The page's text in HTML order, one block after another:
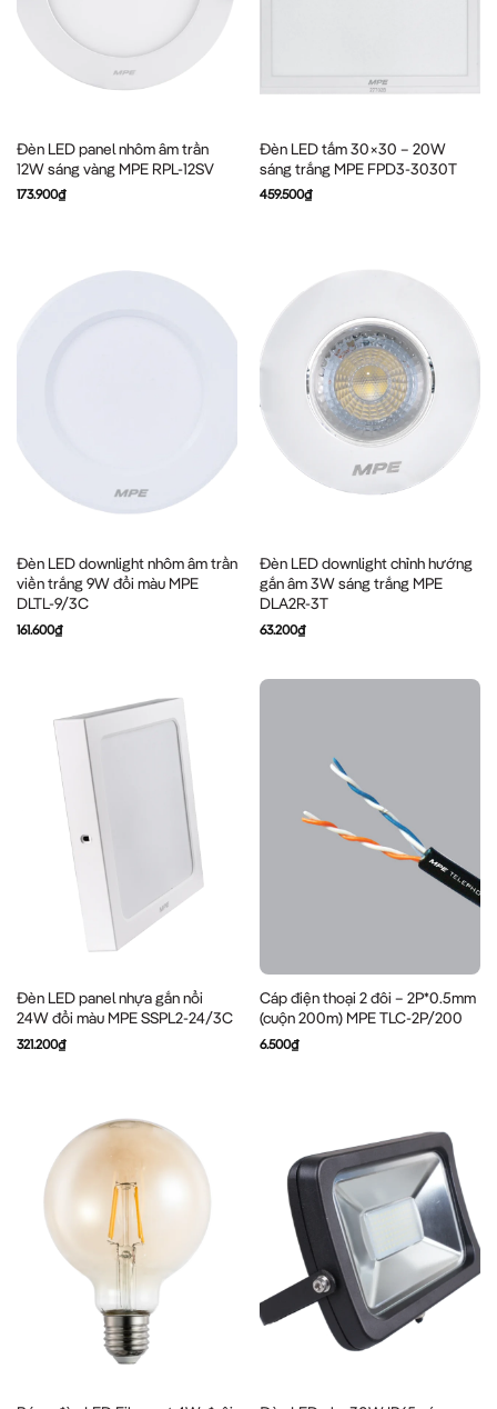
Đèn LED panel nhôm âm trần
12W sáng vàng MPE RPL-12SV
173.900₫
Đèn LED tấm 30×30 – 20W
sáng trắng MPE FPD3-3030T
459.500₫
Đèn LED downlight nhôm âm trần
viền trắng 9W đổi màu MPE
DLTL-9/3C
161.600₫
Đèn LED downlight chỉnh hướng
gắn âm 3W sáng trắng MPE
DLA2R-3T
63.200₫
Đèn LED panel nhựa gắn nổi
24W đổi màu MPE SSPL2-24/3C
321.200₫
Cáp điện thoại 2 đôi – 2P*0.5mm
(cuộn 200m) MPE TLC-2P/200
6.500₫